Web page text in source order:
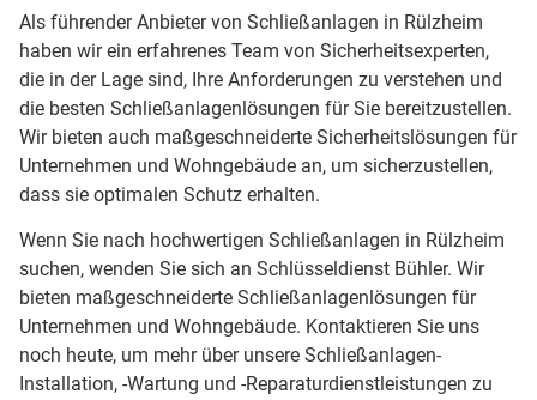
Als führender Anbieter von Schließanlagen in Rülzheim
haben wir ein erfahrenes Team von Sicherheitsexperten,
die in der Lage sind, Ihre Anforderungen zu verstehen und
die besten Schließanlagenlösungen für Sie bereitzustellen.
Wir bieten auch maßgeschneiderte Sicherheitslösungen für
Unternehmen und Wohngebäude an, um sicherzustellen,
dass sie optimalen Schutz erhalten.
Wenn Sie nach hochwertigen Schließanlagen in Rülzheim
suchen, wenden Sie sich an Schlüsseldienst Bühler. Wir
bieten maßgeschneiderte Schließanlagenlösungen für
Unternehmen und Wohngebäude. Kontaktieren Sie uns
noch heute, um mehr über unsere Schließanlagen-
Installation, -Wartung und -Reparaturdienstleistungen zu